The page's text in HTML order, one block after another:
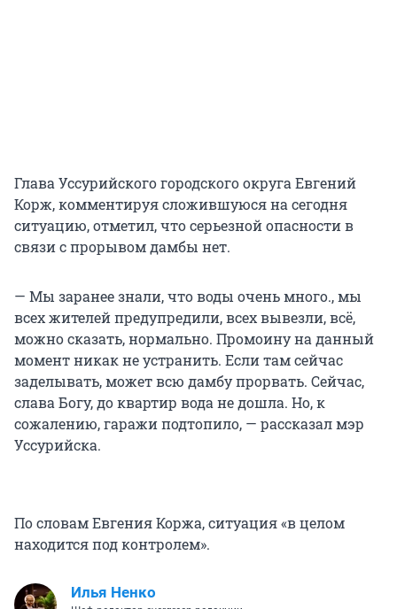
Глава Уссурийского городского округа Евгений
Корж, комментируя сложившуюся на сегодня
ситуацию, отметил, что серьезной опасности в
связи с прорывом дамбы нет.
— Мы заранее знали, что воды очень много., мы
всех жителей предупредили, всех вывезли, всё,
можно сказать, нормально. Промоину на данный
момент никак не устранить. Если там сейчас
заделывать, может всю дамбу прорвать. Сейчас,
слава Богу, до квартир вода не дошла. Но, к
сожалению, гаражи подтопило, — рассказал мэр
Уссурийска.
По словам Евгения Коржа, ситуация «в целом
находится под контролем».
Илья Ненко